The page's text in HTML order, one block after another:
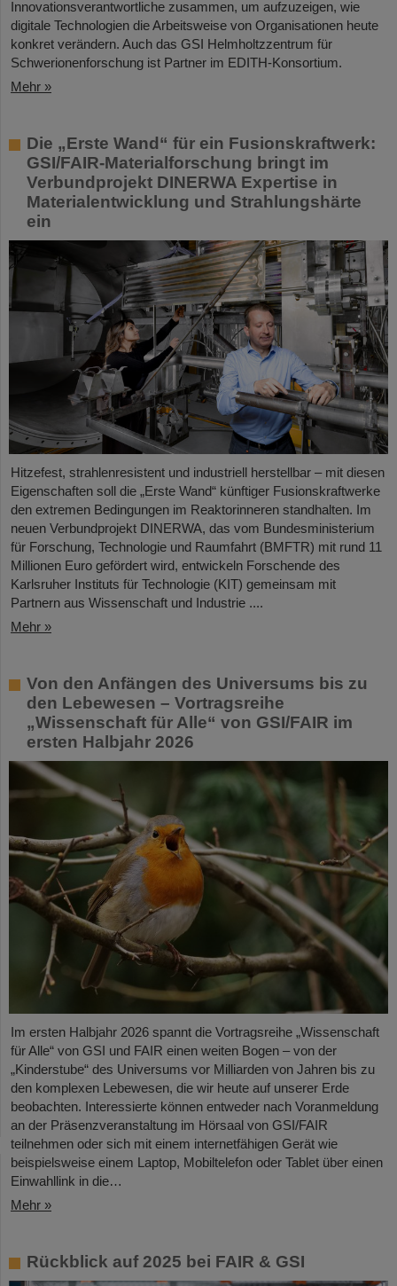
Innovationsverantwortliche zusammen, um aufzuzeigen, wie
digitale Technologien die Arbeitsweise von Organisationen heute
konkret verändern. Auch das GSI Helmholtzzentrum für
Schwerionenforschung ist Partner im EDITH-Konsortium.
Mehr »
Die „Erste Wand“ für ein Fusionskraftwerk:
GSI/FAIR-Materialforschung bringt im
Verbundprojekt DINERWA Expertise in
Materialentwicklung und Strahlungshärte
ein
Hitzefest, strahlenresistent und industriell herstellbar – mit diesen
Eigenschaften soll die „Erste Wand“ künftiger Fusionskraftwerke
den extremen Bedingungen im Reaktorinneren standhalten. Im
neuen Verbundprojekt DINERWA, das vom Bundesministerium
für Forschung, Technologie und Raumfahrt (BMFTR) mit rund 11
Millionen Euro gefördert wird, entwickeln Forschende des
Karlsruher Instituts für Technologie (KIT) gemeinsam mit
Partnern aus Wissenschaft und Industrie ....
Mehr »
Von den Anfängen des Universums bis zu
den Lebewesen – Vortragsreihe
„Wissenschaft für Alle“ von GSI/FAIR im
ersten Halbjahr 2026
Im ersten Halbjahr 2026 spannt die Vortragsreihe „Wissenschaft
für Alle“ von GSI und FAIR einen weiten Bogen – von der
„Kinderstube“ des Universums vor Milliarden von Jahren bis zu
den komplexen Lebewesen, die wir heute auf unserer Erde
beobachten. Interessierte können entweder nach Voranmeldung
an der Präsenzveranstaltung im Hörsaal von GSI/FAIR
teilnehmen oder sich mit einem internetfähigen Gerät wie
beispielsweise einem Laptop, Mobiltelefon oder Tablet über einen
Einwahllink in die…
Mehr »
Rückblick auf 2025 bei FAIR & GSI